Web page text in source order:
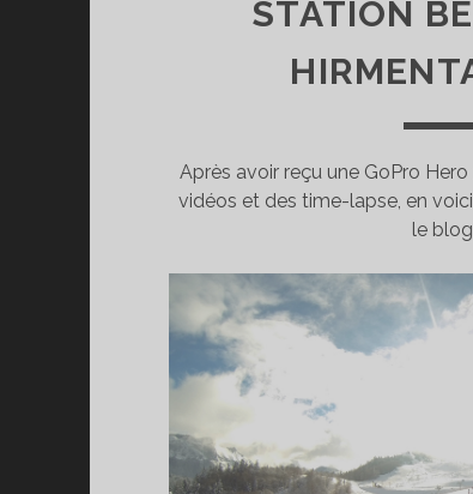
STATION
Après avoir reçu une GoPro Hero
vidéos et des time-lapse, en
le